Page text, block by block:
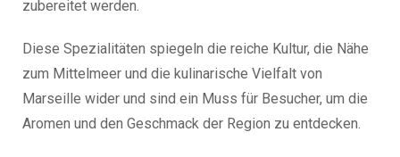
zubereitet werden.
Diese Spezialitäten spiegeln die reiche Kultur, die Nähe
zum Mittelmeer und die kulinarische Vielfalt von
Marseille wider und sind ein Muss für Besucher, um die
Aromen und den Geschmack der Region zu entdecken.